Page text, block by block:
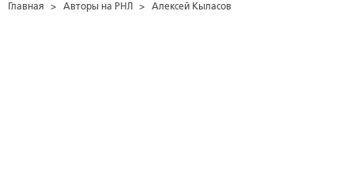
Главная > Авторы на РНЛ > Алексей Кыласов